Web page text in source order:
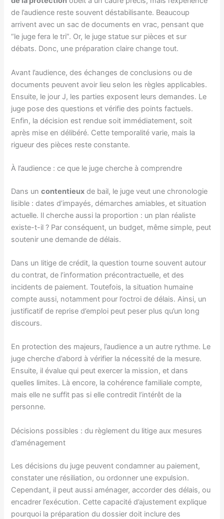
de l’audience reste souvent déstabilisante. Beaucoup
arrivent avec un sac de documents en vrac, pensant que
“le juge fera le tri”. Or, le juge statue sur pièces et sur
débats. Donc, une préparation claire change tout.
Avant l’audience, des échanges de conclusions ou de
documents peuvent avoir lieu selon les règles applicables.
Ensuite, le jour J, les parties exposent leurs demandes. Le
juge pose des questions et vérifie des points factuels.
Enfin, la décision est rendue soit immédiatement, soit
après mise en délibéré. Cette temporalité varie, mais la
rigueur des pièces reste constante.
À l’audience : ce que le juge cherche à comprendre
Dans uncontentieux de bail, le juge veut une chronologie
lisible : dates d’impayés, démarches amiables, et situation
actuelle. Il cherche aussi la proportion : un plan réaliste
existe-t-il ? Par conséquent, un budget, même simple, peut
soutenir une demande de délais.
Dans un litige de crédit, la question tourne souvent autour
du contrat, de l’information précontractuelle, et des
incidents de paiement. Toutefois, la situation humaine
compte aussi, notamment pour l’octroi de délais. Ainsi, un
justificatif de reprise d’emploi peut peser plus qu’un long
discours.
En protection des majeurs, l’audience a un autre rythme. Le
juge cherche d’abord à vérifier la nécessité de la mesure.
Ensuite, il évalue qui peut exercer la mission, et dans
quelles limites. Là encore, la cohérence familiale compte,
mais elle ne suffit pas si elle contredit l’intérêt de la
personne.
Décisions possibles : du règlement du litige aux mesures
d’aménagement
Les décisions du juge peuvent condamner au paiement,
constater une résiliation, ou ordonner une expulsion.
Cependant, il peut aussi aménager, accorder des délais, ou
encadrer l’exécution. Cette capacité d’ajustement explique
pourquoi la préparation du dossier doit inclure des